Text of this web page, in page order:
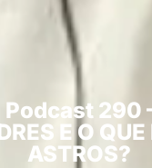
Podcast 290
E O
ASTROS?